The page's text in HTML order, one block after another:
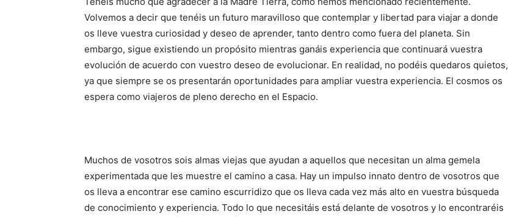
Volvemos a decir que tenéis un futuro maravilloso que contemplar y libertad para viajar a donde
os lleve vuestra curiosidad y deseo de aprender, tanto dentro como fuera del planeta. Sin
embargo, sigue existiendo un propósito mientras ganáis experiencia que continuará vuestra
evolución de acuerdo con vuestro deseo de evolucionar. En realidad, no podéis quedaros quietos,
ya que siempre se os presentarán oportunidades para ampliar vuestra experiencia. El cosmos os
espera como viajeros de pleno derecho en el Espacio.
Muchos de vosotros sois almas viejas que ayudan a aquellos que necesitan un alma gemela
experimentada que les muestre el camino a casa. Hay un impulso innato dentro de vosotros que
os lleva a encontrar ese camino escurridizo que os lleva cada vez más alto en vuestra búsqueda
de conocimiento y experiencia. Todo lo que necesitáis está delante de vosotros y lo encontraréis